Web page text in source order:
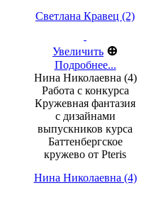
Светлана Кравец (2)
Увеличить ⊕
Подробнее...
Нина Николаевна (4)
Работа с конкурса
Кружевная фантазия
с дизайнами
выпускников курса
Баттенбергское
кружево от Pteris
Нина Николаевна (4)